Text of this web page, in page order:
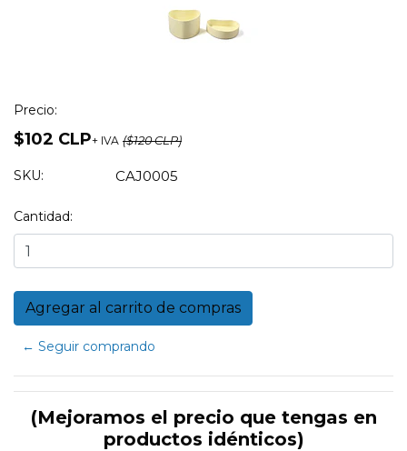
Precio:
$102 CLP+ IVA ($120 CLP)
SKU: CAJ0005
Cantidad:
← Seguir comprando
(Mejoramos el precio que tengas en
productos idénticos)